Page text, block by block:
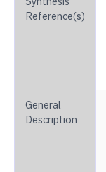
Reference(s)
General
Description